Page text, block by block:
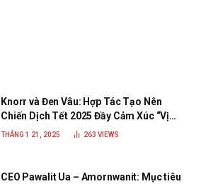
Knorr và Đen Vâu: Hợp Tác Tạo Nên
Chiến Dịch Tết 2025 Đầy Cảm Xúc “Vị
Nhà”
THÁNG 1 21, 2025 263 VIEWS
CEO Pawalit Ua – Amornwanit: Mục tiêu